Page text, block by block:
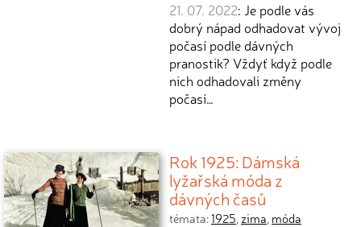
21. 07. 2022: Je podle vás
dobrý nápad odhadovat vývoj
počasí podle dávných
pranostik? Vždyť když podle
nich odhadovali změny
počasí…
Rok 1925: Dámská
lyžařská móda z
dávných časů
témata:1925, zima, móda